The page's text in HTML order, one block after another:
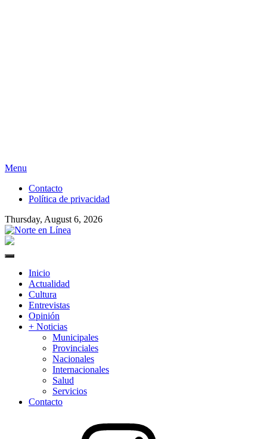
Skip
content
Menu
Contacto
Política de privacidad
Thursday, August 6, 2026
Primary
Inicio
Actualidad
Cultura
Entrevistas
Opinión
+ Noticias
Municipales
Provinciales
Nacionales
Internacionales
Salud
Servicios
Contacto